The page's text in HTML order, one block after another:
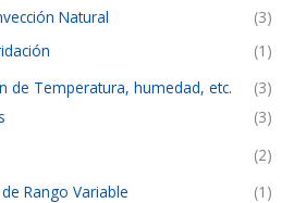
Natural
(3)
(1)
de Temperatura, humedad, etc.
(3)
(3)
(2)
Rango Variable
(1)